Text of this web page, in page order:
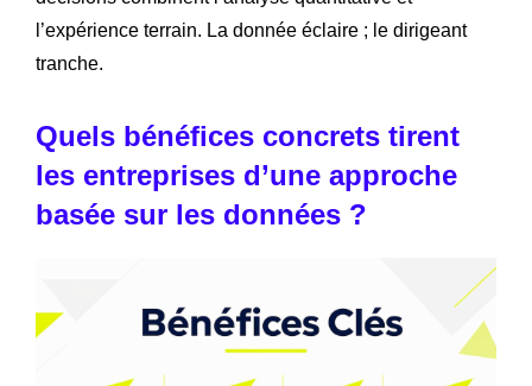
l’expérience terrain. La donnée éclaire ; le dirigeant
tranche.
Quels bénéfices concrets tirent
les entreprises d’une approche
basée sur les données ?